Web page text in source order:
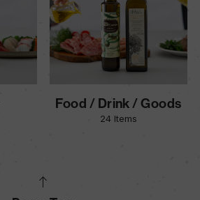
Food / Drink / Goods
24 Items